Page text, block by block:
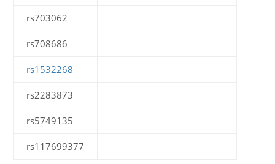
rs703062
rs708686
rs1532268
rs2283873
rs5749135
rs117699377